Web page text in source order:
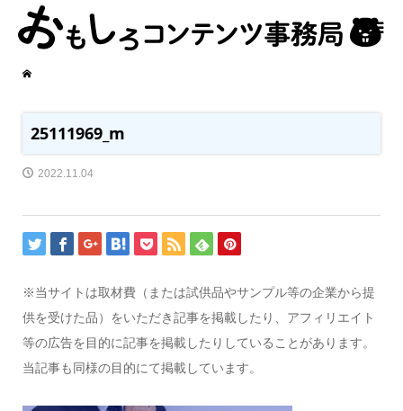
25111969_m
2022.11.04
※当サイトは取材費（または試供品やサンプル等の企業から提
供を受けた品）をいただき記事を掲載したり、アフィリエイト
等の広告を目的に記事を掲載したりしていることがあります。
当記事も同様の目的にて掲載しています。